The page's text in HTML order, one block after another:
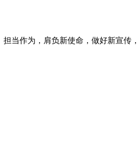
当作为，肩负新使命，做好新宣